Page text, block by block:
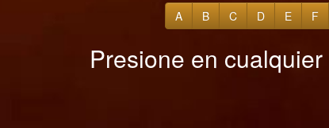
A B C D E F
Presione en